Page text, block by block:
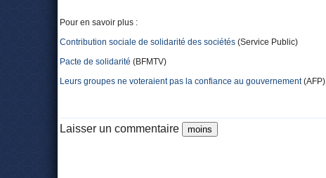
Pour en savoir plus :
Contribution sociale de solidarité des sociétés (Service Public)
Pacte de solidarité (BFMTV)
Leurs groupes ne voteraient pas la confiance au gouvernement(AFP)
Laisser un commentaire